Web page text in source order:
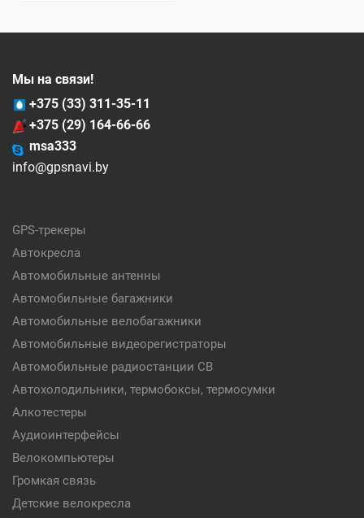
Мы на связи!
+375 (33) 311-35-11
+375 (29) 164-66-66
msa333
info@gpsnavi.by
GPS-трекеры
Автокресла
Автомобильные антенны
Автомобильные багажники
Автомобильные велобагажники
Автомобильные видеорегистраторы
Автомобильные радиостанции CB
Автохолодильники, термобоксы, термосумки
Алкотестеры
Аудиоинтерфейсы
Велокомпьютеры
Громкая связь
Детские велокресла